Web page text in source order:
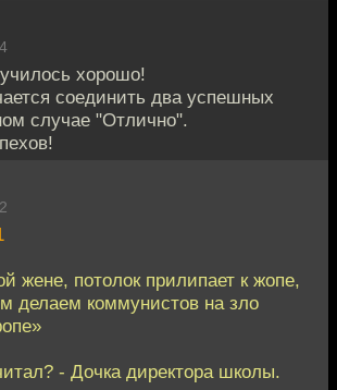
хорошо!
соединить два успешных
случае "Отлично".
жене, потолок прилипает к жопе,
делаем коммунистов на зло
- Дочка директора школы.